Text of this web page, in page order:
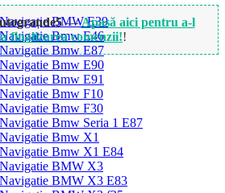
Navigație BMW E39
Navigatie Bmw E46
Navigatie Bmw E87
Navigatie Bmw E90
Navigatie Bmw E91
Navigatie Bmw F10
Navigatie Bmw F30
Navigatie Bmw Seria 1 E87
Navigatie Bmw X1
Navigatie Bmw X1 E84
Navigatie BMW X3
Navigatie BMW X3 E83
—Apasă aici pentru a-l
finalizarea comenzii!!